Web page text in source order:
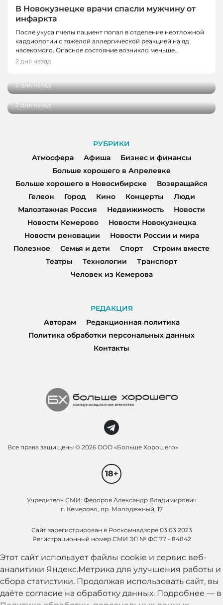
В Новокузнецке врачи спасли мужчину от
инфаркта
После укуса пчелы пациент попал в отделение неотложной
кардиологии с тяжелой аллергической реакцией на яд
насекомого. Опасное состояние возникло меньше..
2 дня назад
НОВОСТИ
Школьные укрытия Кемерова проверяют
2 дня назад
НОВОСТИ, НОВОСТИ КЕМЕРОВО
останавливаться в деревне Красная
2 дня назад
РУБРИКИ
Атмосфера
Афиша
Бизнес и финансы
Больше хорошего в Апрелевке
Больше хорошего в Новосибирске
Возвращайся
Гелеон
Город Кино Концерты
Люди
Малоэтажная Россия
Недвижимость
Новости
Новости Кемерово
Новости Новокузнецка
Новости реновации
Новости России и мира
Полезное
Семья и дети Спорт
Строим вместе
Театры
Технологии
Транспорт
Человек из Кемерова
РЕДАКЦИЯ
Авторам
Редакционная политика
Политика обработки персональных данных
Контакты
Все права защищены © 2026 ООО «Больше Хорошего»
18+
Учредитель СМИ: Федоров Александр Владимирович
г. Кемерово, пр. Молодежный, 17
Сайт зарегистрирован в Роскомнадзоре 03.03.2023
Регистрационный номер СМИ ЭЛ № ФС 77 - 84842
Этот сайт использует файлы cookie и сервис веб-
аналитики Яндекс.Метрика для улучшения работы и
сбора статистики. Продолжая использовать сайт, вы
даёте согласие на обработку данных. Подробнее — в